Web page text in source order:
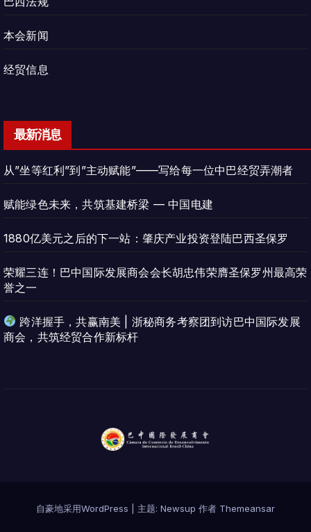
本会新闻
经贸信息
最新消息
从”坐等红利”到”主动赋能”——写给每一位中巴经贸弄潮者
赋能绿色未来，共筑基建桥梁 — 中国电建
1880亿美元之后的下一站：肇庆产业投资登陆巴西圣保罗
荣耀三连！巴中国际发展商会会长胡忠伟荣膺圣保罗州最高荣
誉之一
跨洋握手，共赢南美 | 浙秘商务考察团到访巴中国际发展
商会，共筑经贸合作新标杆
自豪地采用WordPress 主题: Newsup 作者 Themeansar